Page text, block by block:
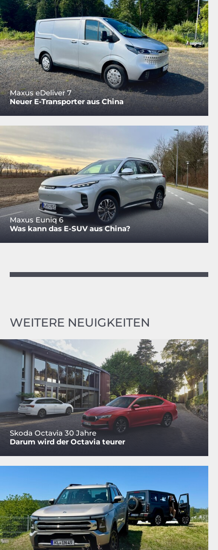
Maxus eDeliver 7
Neuer E-Transporter aus China
Maxus Euniq 6
Was kann das E-SUV aus China?
WEITERE NEUIGKEITEN
Skoda Octavia 30 Jahre
Darum wird der Octavia teurer